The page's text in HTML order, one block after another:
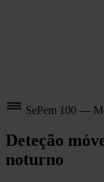
SePem 100 —
Deteção
noturno